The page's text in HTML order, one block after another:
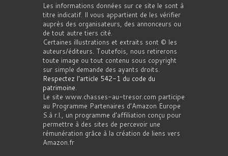
Les informations données sur ce site le sont à
titre indicatif. Il vous appartient de les vérifier
auprès des organisateurs, des annonceurs ou
de tout autre tiers cité.
Certaines illustrations et extraits sont © les
auteurs/éditeurs. Toutefois, nous retirerons
toute image ou tout contenu sous copyright
sur simple demande des ayants droits.
Respectez l'article 542-1 du code du
patrimoine.
Le site www.chasses-au-tresor.com participe
au Programme Partenaires d’Amazon Europe
S.à r.l., un programme d’affiliation conçu pour
permettre à des sites de percevoir une
rémunération grâce à la création de liens vers
Amazon.fr